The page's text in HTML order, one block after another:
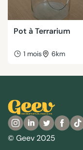
Pot à Terrarium
1 mois 6km
© Geev 2025